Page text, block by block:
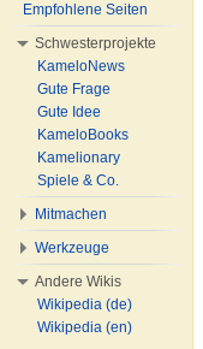
Empfohlene Seiten
Schwesterprojekte
KameloNews
Gute Frage
Gute Idee
KameloBooks
Kamelionary
Spiele & Co.
Mitmachen
Werkzeuge
Andere Wikis
Wikipedia (de)
Wikipedia (en)